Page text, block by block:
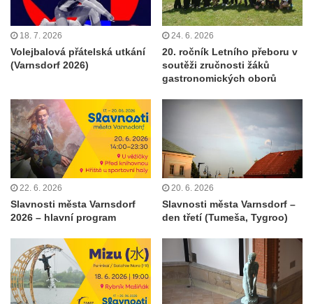
18. 7. 2026
Volejbalová přátelská utkání
(Varnsdorf 2026)
24. 6. 2026
20. ročník Letního přeboru v
soutěži zručnosti žáků
gastronomických oborů
22. 6. 2026
Slavnosti města Varnsdorf
2026 – hlavní program
20. 6. 2026
Slavnosti města Varnsdorf –
den třetí (Tumeša, Tygroo)